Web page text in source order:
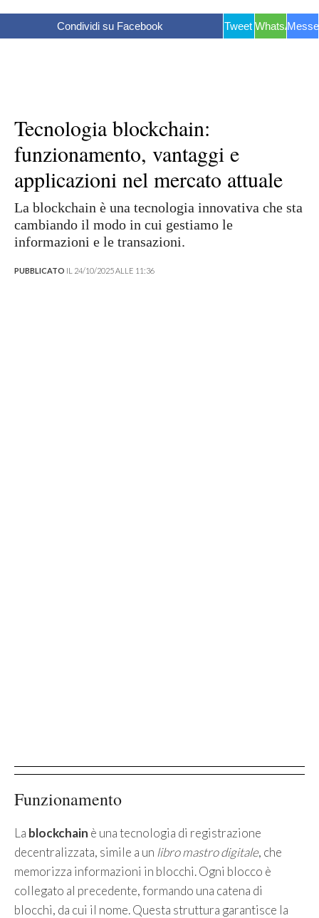
Condividi su Facebook Tweet WhatsApp
Tecnologia blockchain:
funzionamento, vantaggi e
applicazioni nel mercato attuale
La blockchain è una tecnologia innovativa che sta
cambiando il modo in cui gestiamo le
informazioni e le transazioni.
PUBBLICATO IL 24/10/2025 ALLE 11:36
Funzionamento
La blockchain è una tecnologia di registrazione
decentralizzata, simile a un libro mastro digitale, che
memorizza informazioni in blocchi. Ogni blocco è
collegato al precedente, formando una catena di
blocchi, da cui il nome. Questa struttura garantisce la